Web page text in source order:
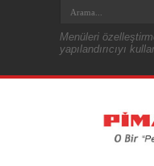
Menüleri
yapılandırıcıyı